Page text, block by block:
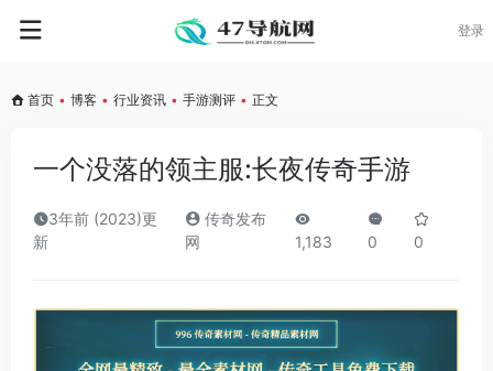
登录
首页 • 博客 • 行业资讯 • 手游测评 • 正文
一个没落的领主服:长夜传奇手游
3年前 (2023)更
新
传奇发布
网
1,183 0 0